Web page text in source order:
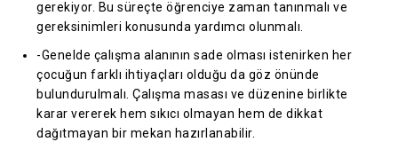
gerekiyor. Bu süreçte öğrenciye zaman tanınmalı ve
gereksinimleri konusunda yardımcı olunmalı.
-Genelde çalışma alanının sade olması istenirken her
çocuğun farklı ihtiyaçları olduğu da göz önünde
bulundurulmalı. Çalışma masası ve düzenine birlikte
karar vererek hem sıkıcı olmayan hem de dikkat
dağıtmayan bir mekan hazırlanabilir.